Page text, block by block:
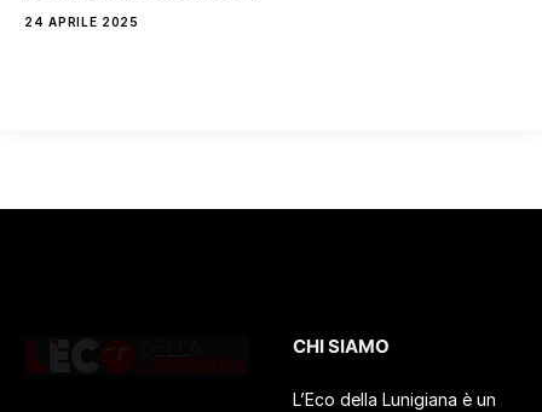
24 APRILE 2025
CHI SIAMO
L’Eco della Lunigiana è un